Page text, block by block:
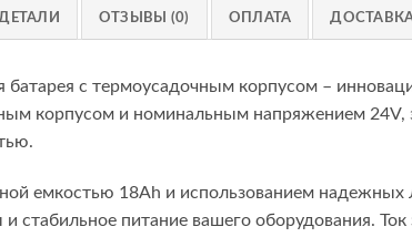
ОТЗЫВЫ (0) ОПЛАТА
батарея с термоусадочным корпусом –
корпусом и номинальным напряжением 24V,
емкостью 18Ah и использованием
и стабильное питание вашего оборудования.